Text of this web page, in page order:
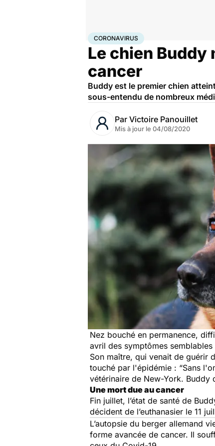
AccueilSantéMaladies
CORONAVIRUS
Le chien Buddy
cancer
Buddy est le premier chien
sous-entendu de nombreux
Par Victoire Panouillet
Mis à jour le 04/08/2020
Nez bouché en permanence,
avril des symptômes semblables
Son maître, qui venait de guérir
touché par l'épidémie : “Sans
vétérinaire de New-York. Buddy
Une mort due au cancer
Fin juillet, l’état de santé de
décident de l’euthanasier le 11
L’autopsie du berger allemand
forme avancée de cancer. Il